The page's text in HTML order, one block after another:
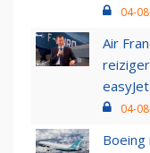
04-
Air
easyJet
04-
Boeing